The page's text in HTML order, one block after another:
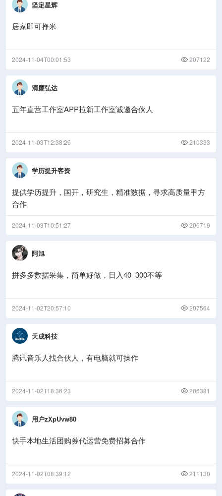
坚定星辉
居家即可挣米
2024-11-04T00:01:53 207122
清廉弘达
五年直营工作室APP拉新工作室诚邀合伙人
2024-11-03T12:38:26 210333
学历提升客资
提供学历提升，国开，研究生，精准数据，寻求高质量甲方
合作
2024-11-03T10:51:27 206719
阿旭
拼多多数据采集，简单好做，日入40_300不等
2024-11-02T20:57:10 207564
天成科技
腾讯音乐人找合伙人，有电脑就可操作
2024-11-02T18:36:23 206381
用户zXpUvw80
快手本地生活团购券代运营免费招募合作
2024-11-02T08:39:12 211130